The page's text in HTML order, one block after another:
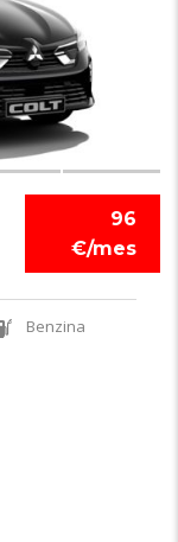
96
€/mes
Benzina